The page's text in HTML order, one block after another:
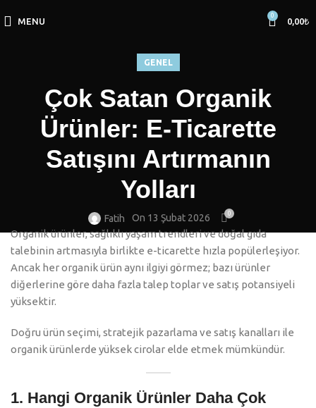
MENU
0
0,00₺
GENEL
Çok Satan Organik
Ürünler: E-Ticarette
Satışını Artırmanın
Yolları
Fatih On 13 Şubat 2026 0
Organik ürünler, sağlıklı yaşam trendleri ve doğal gıda
talebinin artmasıyla birlikte e-ticarette hızla popülerleşiyor.
Ancak her organik ürün aynı ilgiyi görmez; bazı ürünler
diğerlerine göre daha fazla talep toplar ve satış potansiyeli
yüksektir.
Doğru ürün seçimi, stratejik pazarlama ve satış kanalları ile
organik ürünlerde yüksek cirolar elde etmek mümkündür.
1. Hangi Organik Ürünler Daha Çok